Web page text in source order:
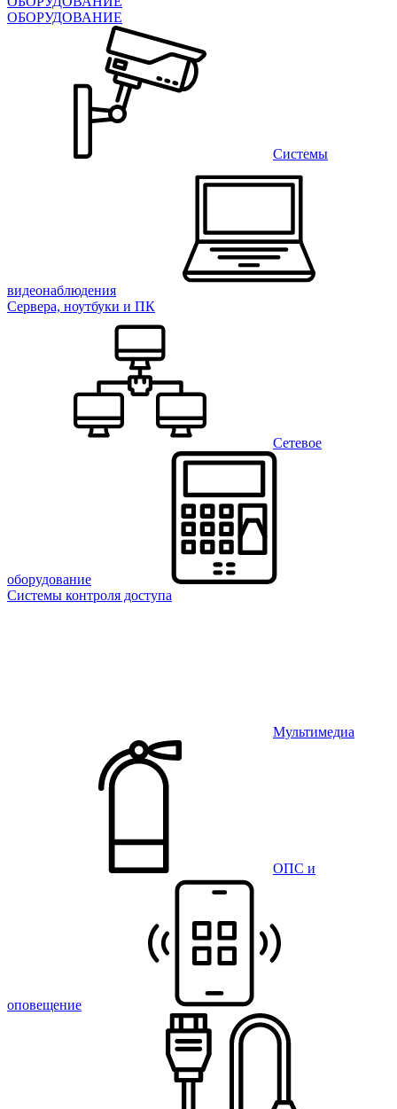
ОБОРУДОВАНИЕ
Системы
видеонаблюдения
Сервера, ноутбуки и ПК
Сетевое
оборудование
Системы контроля доступа
Мультимедиа
ОПС и
оповещение